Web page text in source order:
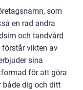
som
en rad andra
och tandvård
förstår vikten av
sina
för att göra
både dig och ditt